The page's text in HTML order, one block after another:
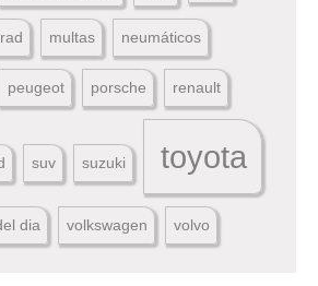
multas neumáticos
peugeot porsche renault
suv suzuki toyota
dia volkswagen volvo